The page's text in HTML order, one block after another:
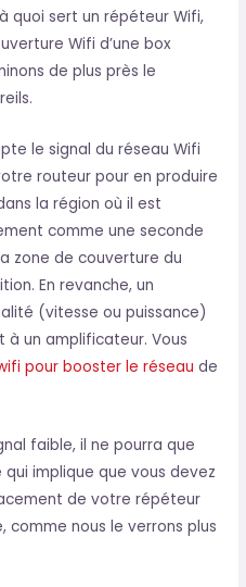
quoi sert un répéteur Wifi,
Wifi d’une box
de plus près le
le signal du réseau Wifi
routeur pour en produire
la région où il est
comme une seconde
zone de couverture du
En revanche, un
(vitesse ou puissance)
à un amplificateur. Vous
pour booster le réseau de
faible, il ne pourra que
implique que vous devez
de votre répéteur
nous le verrons plus